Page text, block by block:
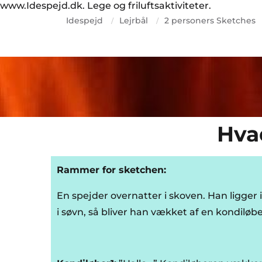
www.Idespejd.dk. Lege og friluftsaktiviteter.
Idespejd / Lejrbål / 2 personers Sketches
Rammer for sketchen:
En spejder overnatter i skoven. Han
i søvn, så bliver han vækket af en